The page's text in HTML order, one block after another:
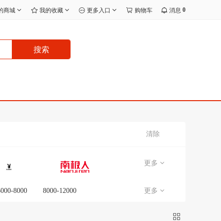
商城 我的收藏 更多入口 购物车 消息 0
搜索
清除
更多
8000 8000-12000 更多